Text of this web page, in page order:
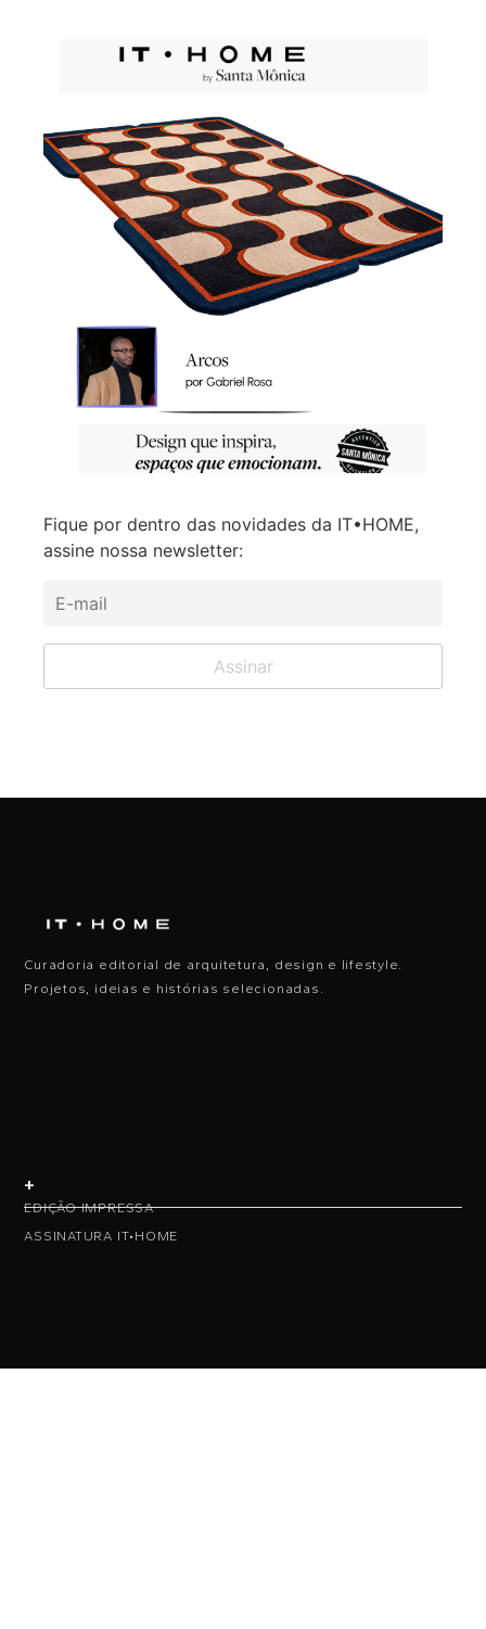
Fique por dentro das novidades da IT•HOME,
assine nossa newsletter:
Curadoria editorial de arquitetura, design e lifestyle.
Projetos, ideias e histórias selecionadas.
+
EDIÇÃO IMPRESSA
ASSINATURA IT•HOME